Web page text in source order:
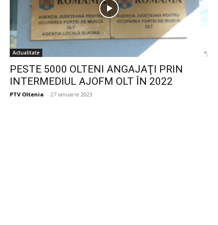
Actualitate
PESTE 5000 OLTENI ANGAJAŢI PRIN
INTERMEDIUL AJOFM OLT ÎN 2022
PTV Oltenia - 27 ianuarie 2023